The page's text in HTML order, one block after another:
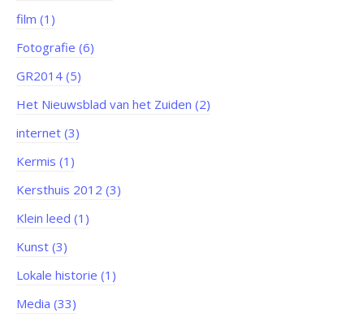
film (1)
Fotografie (6)
GR2014 (5)
Het Nieuwsblad van het Zuiden (2)
internet (3)
Kermis (1)
Kersthuis 2012 (3)
Klein leed (1)
Kunst (3)
Lokale historie (1)
Media (33)